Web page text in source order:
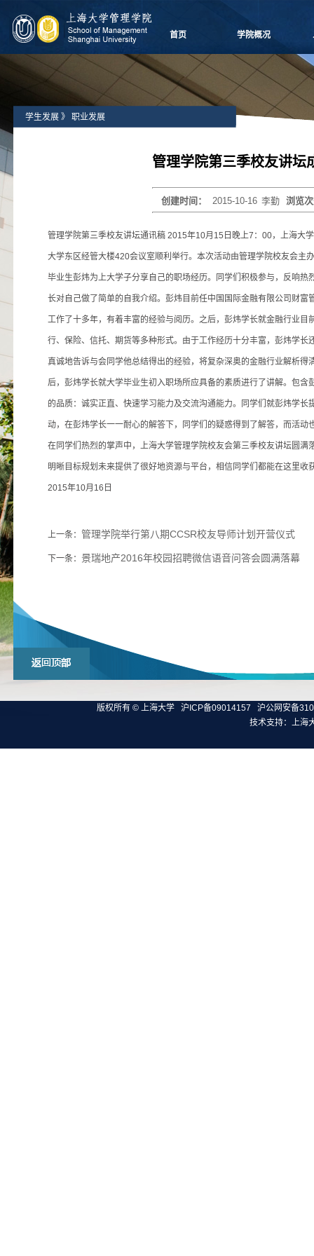
首页 学院概况
学院愿景
院长致辞
学院介绍
党群组织
学院制度
学院视频
历任领导
学生发展 》 职业发展
管理学院第三季校友讲坛
创建时间： 2015-10-16 李勤 浏览
管理学院第三季校友讲坛通讯稿 2015年10月15日晚上7：00，上海大
大学东区经管大楼420会议室顺利举行。本次活动由管理学院校友会主
毕业生彭炜为上大学子分享自己的职场经历。同学们积极参与，反响热
长对自己做了简单的自我介绍。彭炜目前任中国国际金融有限公司财富
工作了十多年，有着丰富的经验与阅历。之后，彭炜学长就金融行业目
行、保险、信托、期货等多种形式。由于工作经历十分丰富，彭炜学长
真诚地告诉与会同学他总结得出的经验，将复杂深奥的金融行业解析得
后，彭炜学长就大学毕业生初入职场所应具备的素质进行了讲解。包含
的品质：诚实正直、快速学习能力及交流沟通能力。同学们就彭炜学长
动，在彭炜学长一一耐心的解答下，同学们的疑惑得到了解答，而活动
在同学们热烈的掌声中，上海大学管理学院校友会第三季校友讲坛圆满
明晰目标规划未来提供了很好地资源与平台，相信同学们都能在这里收
2015年10月16日
上一条： 管理学院举行第八期CCSR校友导师计划开营仪式
下一条： 景瑞地产2016年校园招聘微信语音问答会圆满落幕
版权所有 © 上海大学 沪ICP备09014157
沪公网安备
技术支持：上海